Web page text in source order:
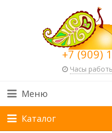
+7 (909)
Часы
Меню
Каталог